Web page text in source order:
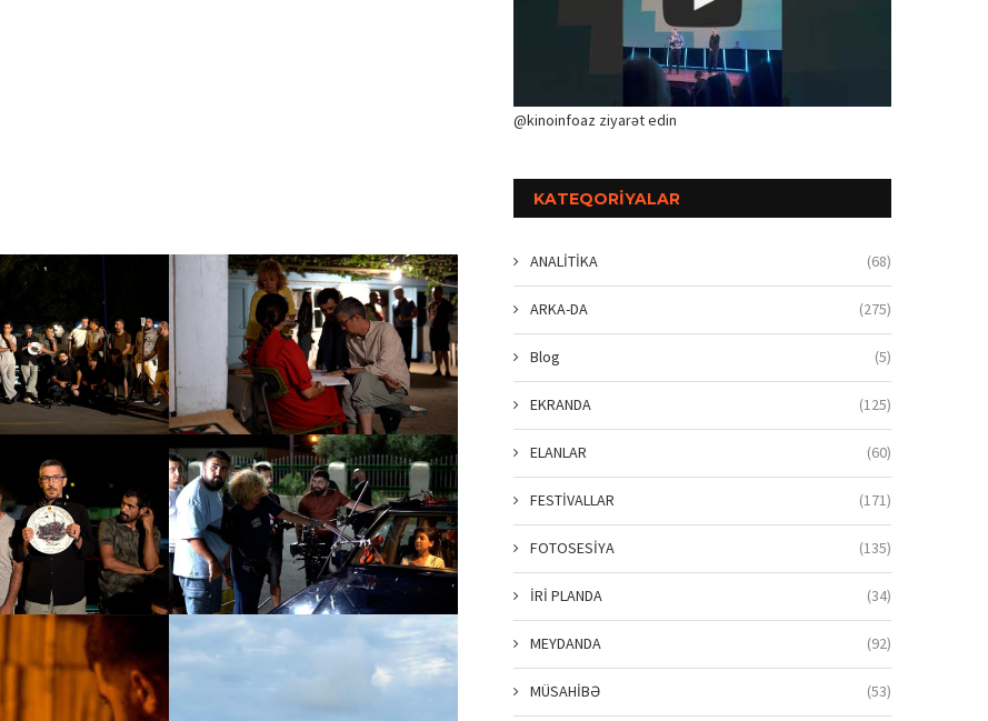
@kinoinfoaz ziyarət edin
KATEQORIYALAR
ANALİTİKA (68)
ARKA-DA (275)
Blog (5)
EKRANDA (125)
ELANLAR (60)
FESTİVALLAR (171)
FOTOSESİYA (135)
İRİ PLANDA (34)
MEYDANDA (92)
MÜSAHİBƏ (53)